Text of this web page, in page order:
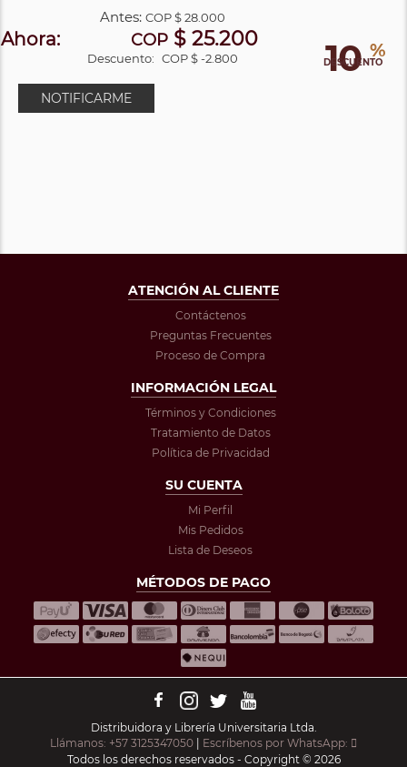
10 %
DESCUENTO
Antes:COP$ 28.000
Ahora: COP $ 25.200
Descuento: COP $ -2.800
NOTIFICARME
ATENCIÓN AL CLIENTE
Contáctenos
Preguntas Frecuentes
Proceso de Compra
INFORMACIÓN LEGAL
Términos y Condiciones
Tratamiento de Datos
Política de Privacidad
SU CUENTA
Mi Perfil
Mis Pedidos
Lista de Deseos
MÉTODOS DE PAGO
Distribuidora y Librería Universitaria Ltda.
Llámanos: +57 3125347050 | Escríbenos por WhatsApp:
Todos los derechos reservados - Copyright © 2026